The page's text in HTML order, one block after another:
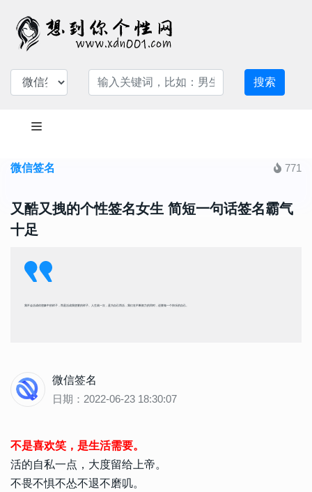
搜索
微信签名 771
又酷又拽的个性签名女生 简短一句话签名霸气
十足
我不会活成你想象中的样子，而是活成我想要的样子。人生就一次，是为自己而活，我们在不断努力的同时，还要做一个快乐的自己。
微信签名
日期：2022-06-23 18:30:07
不是喜欢笑，是生活需要。
活的自私一点，大度留给上帝。
不畏不惧不怂不退不磨叽。